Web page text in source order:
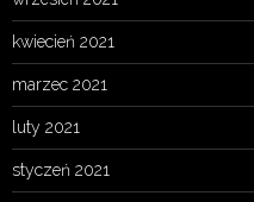
kwiecień 2021
marzec 2021
luty 2021
styczeń 2021